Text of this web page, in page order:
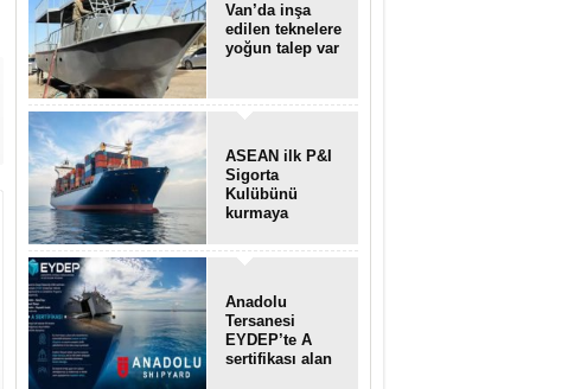
Van’da inşa
edilen teknelere
yoğun talep var
ASEAN ilk P&I
Sigorta
Kulübünü
kurmaya
Anadolu
Tersanesi
EYDEP’te A
sertifikası alan